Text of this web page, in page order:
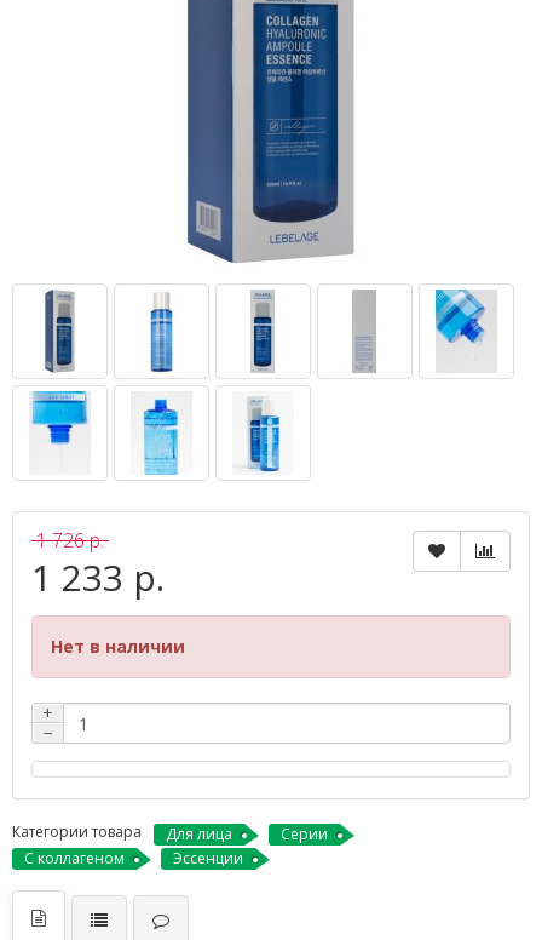
1 726 р.
1 233 р.
Нет в наличии
+
−
Категории товара Для лица
Серии
С коллагеном
Эссенции